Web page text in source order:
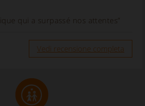
qui a surpassé nos attentes”
Vedi recensione completa